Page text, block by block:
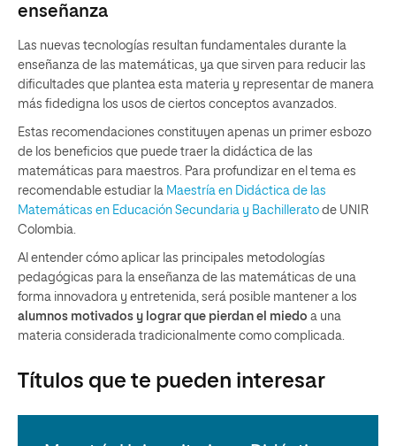
enseñanza
Las nuevas tecnologías resultan fundamentales durante la
enseñanza de las matemáticas, ya que sirven para reducir las
dificultades que plantea esta materia y representar de manera
más fidedigna los usos de ciertos conceptos avanzados.
Estas recomendaciones constituyen apenas un primer esbozo
de los beneficios que puede traer la didáctica de las
matemáticas para maestros. Para profundizar en el tema es
recomendable estudiar la Maestría en Didáctica de las
Matemáticas en Educación Secundaria y Bachillerato de UNIR
Colombia.
Al entender cómo aplicar las principales metodologías
pedagógicas para la enseñanza de las matemáticas de una
forma innovadora y entretenida, será posible mantener a los
alumnos motivados y lograr que pierdan el miedo a una
materia considerada tradicionalmente como complicada.
Títulos que te pueden interesar